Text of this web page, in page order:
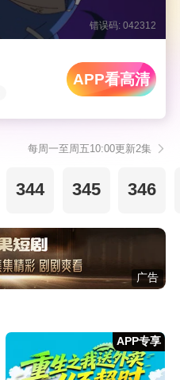
错误码: 042312
APP看高清
每周一至周五10:00更新2集
344 345 346
广告
APP专享